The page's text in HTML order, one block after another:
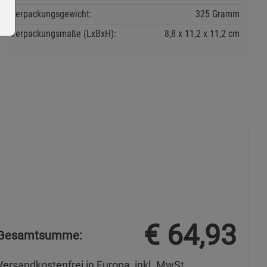
Verpackungsgewicht:
325 Gramm
Verpackungsmaße (LxBxH):
8,8 11,2 11,2cm
€ 64,93